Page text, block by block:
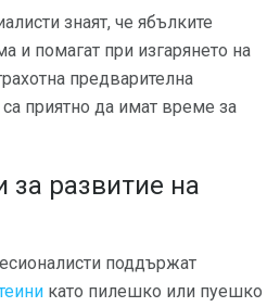
знаят, че ябълките
и помагат при изгарянето на
предварителна
приятно да имат време за
за развитие на
поддържат
като пилешко или пуешко